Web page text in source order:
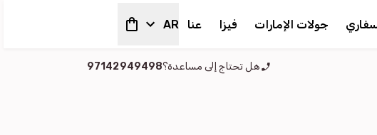
جولات الإمارات فيزا عنا AR
هل تحتاج إلى مساعدة؟97142949498